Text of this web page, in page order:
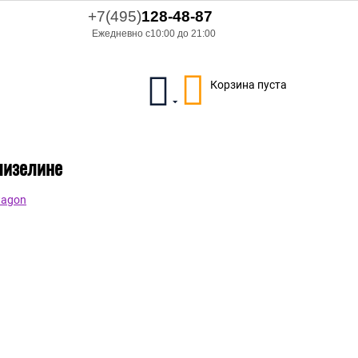
+7(495)128-48-87
Ежедневно с10:00 до 21:00
Корзина пуста